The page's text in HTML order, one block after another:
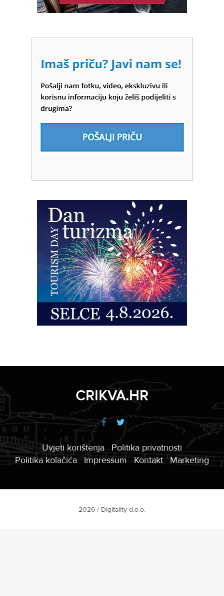
CRIKVA.HR
Uvjeti korištenja
Politika privatnosti
Politika kolačića
Impressum Kontakt Marketing
2026 / Digitality d.o.o.